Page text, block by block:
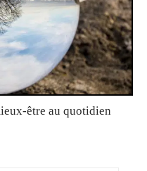
être au quotidien